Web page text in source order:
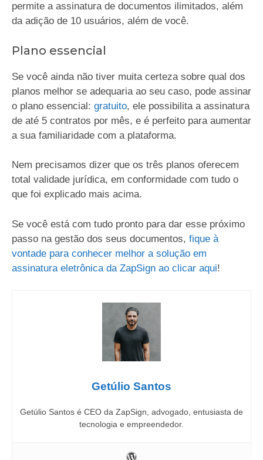
permite a assinatura de documentos ilimitados, além
da adição de 10 usuários, além de você.
Plano essencial
Se você ainda não tiver muita certeza sobre qual dos
planos melhor se adequaria ao seu caso, pode assinar
o plano essencial: gratuito, ele possibilita a assinatura
de até 5 contratos por mês, e é perfeito para aumentar
a sua familiaridade com a plataforma.
Nem precisamos dizer que os três planos oferecem
total validade jurídica, em conformidade com tudo o
que foi explicado mais acima.
Se você está com tudo pronto para dar esse próximo
passo na gestão dos seus documentos, fique à
vontade para conhecer melhor a solução em
assinatura eletrônica da ZapSign ao clicar aqui!
Getúlio Santos
Getúlio Santos é CEO da ZapSign, advogado, entusiasta de
tecnologia e empreendedor.